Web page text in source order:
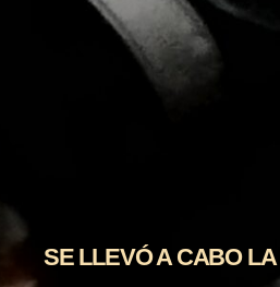
SE LLEVÓ A CABO